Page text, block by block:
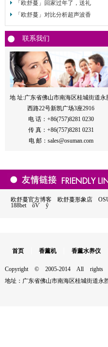
「欧舒蔓」回家过年了，送礼
「欧舒蔓」对比分析超声波香
联系我们
地 址:广东省佛山市南海区桂城街道永
西路22号新凯广场3座2916
电 话：+86(757)8281 0230
传 真：+86(757)8281 0231
电 邮：sales@osuman.com
欧舒蔓官方博客 欧舒蔓形象店
188bet
ȫѶ ŷ
首页 香薰机 香薰水养仪
Copyright © 2005-2014 All rights
地址：广东省佛山市南海区桂城街